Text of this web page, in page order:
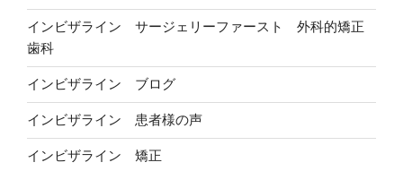
インビザライン サージェリーファースト 外科的矯正
歯科
インビザライン ブログ
インビザライン 患者様の声
インビザライン 矯正